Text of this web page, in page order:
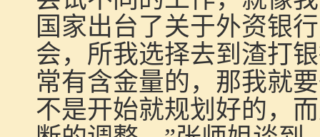
国家出台了关于外资银
会，所我选择去到渣打
常有含金量的，那我就
不是开始就规划好的，